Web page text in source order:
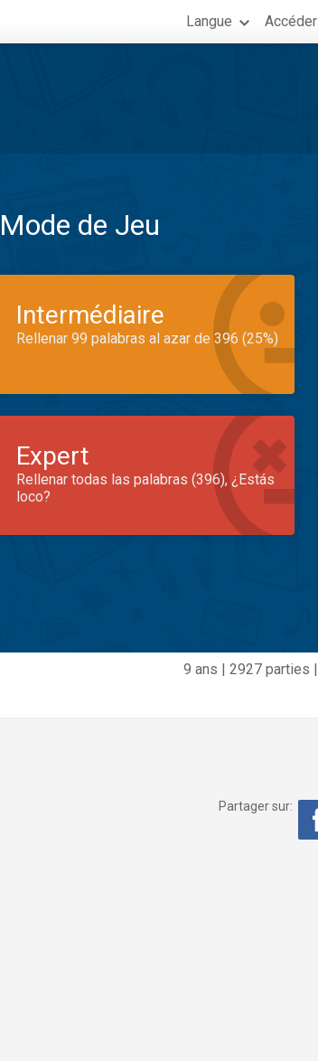
Langue Accéder
de Jeu
Intermédiaire
Rellenar 99 palabras al azar de 396 (25%)
Expert
Rellenar todas las palabras (396), ¿Estás
loco?
9 ans | 2927 parties |
Partager sur: